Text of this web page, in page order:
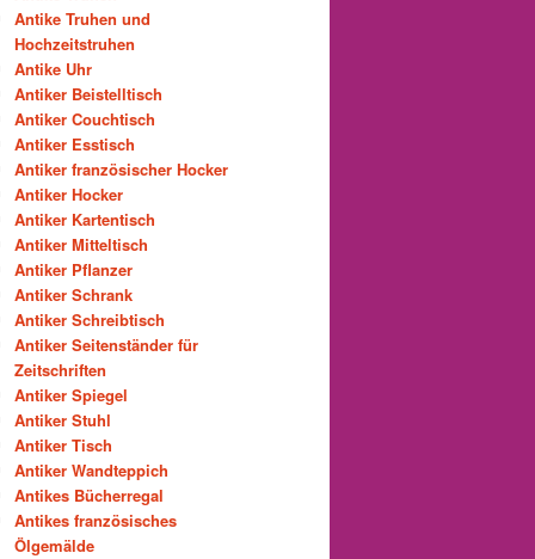
Antike Truhen und
Hochzeitstruhen
Antike Uhr
Antiker Beistelltisch
Antiker Couchtisch
Antiker Esstisch
Antiker französischer Hocker
Antiker Hocker
Antiker Kartentisch
Antiker Mitteltisch
Antiker Pflanzer
Antiker Schrank
Antiker Schreibtisch
Antiker Seitenständer für
Zeitschriften
Antiker Spiegel
Antiker Stuhl
Antiker Tisch
Antiker Wandteppich
Antikes Bücherregal
Antikes französisches
Ölgemälde